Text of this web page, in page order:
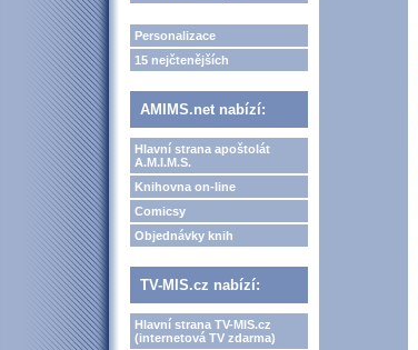
Personalizace
15 nejčtenějších
AMIMS.net nabízí:
Hlavní strana apoštolát
A.M.I.M.S.
Knihovna on-line
Comicsy
Objednávky knih
TV-MIS.cz nabízí:
Hlavní strana TV-MIS.cz
(internetová TV zdarma)